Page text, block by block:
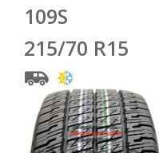
109S
215/70 R15